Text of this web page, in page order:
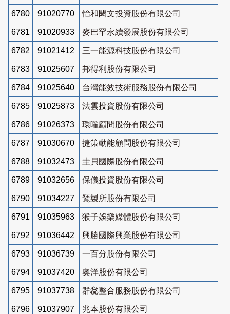
6780 91020770 怡和閎文投資股份有限公司
6781 91020933 麥巴罕永續發展股份有限公司
6782 91021412 三一能源科技股份有限公司
6783 91025607 邦得利股份有限公司
6784 91025640 台灣能效技術服務股份有限公司
6785 91025873 法雲投資股份有限公司
6786 91026373 環曜顧問股份有限公司
6787 91030670 捷策動能顧問股份有限公司
6788 91032473 圭貝國際股份有限公司
6789 91032656 保儀投資股份有限公司
6790 91034227 鵟製所股份有限公司
6791 91035963 猴子娛樂媒體股份有限公司
6792 91036442 興勝國際興業股份有限公司
6793 91036739 一百分股份有限公司
6794 91037420 奧洋股份有限公司
6795 91037738 群惢整合服務股份有限公司
6796 91037907 兆本股份有限公司